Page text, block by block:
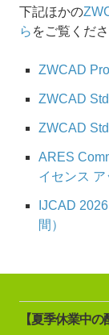
下記ほかの
ら をご覧くださ
ZWCAD
ZWCAD
ZWCAD
ARES
イセンス
IJCAD
間）
【夏季休業中の